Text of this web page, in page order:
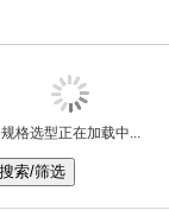
规格选型正在加载中...